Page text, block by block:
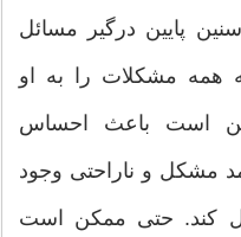
پایین درگیر مسائل
همه مشکلات را به او
است باعث احساس
مشکل و ناراحتی وجود
حل کند. حتی ممکن است